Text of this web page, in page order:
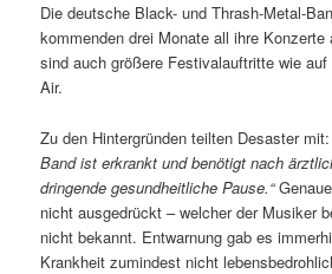
Die deutsche Black- und Thrash-Metal-
kommenden drei Monate all ihre Konzerte
sind auch größere Festivalauftritte wie
Air.
Zu den Hintergründen teilten Desaster
Band ist erkrankt und benötigt nach
dringende gesundheitliche Pause.“
nicht ausgedrückt – welcher der Musiker
nicht bekannt. Entwarnung gab es
Krankheit zumindest nicht